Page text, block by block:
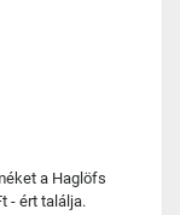
a Haglöfs
- ért találja.